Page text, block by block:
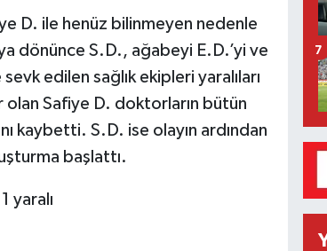
D. ile henüz bilinmeyen nedenle
dönünce S.D., ağabeyi E.D.’yi ve
edilen sağlık ekipleri yaralıları
olan Safiye D. doktorların bütün
kaybetti. S.D. ise olayın ardından
başlattı.
7